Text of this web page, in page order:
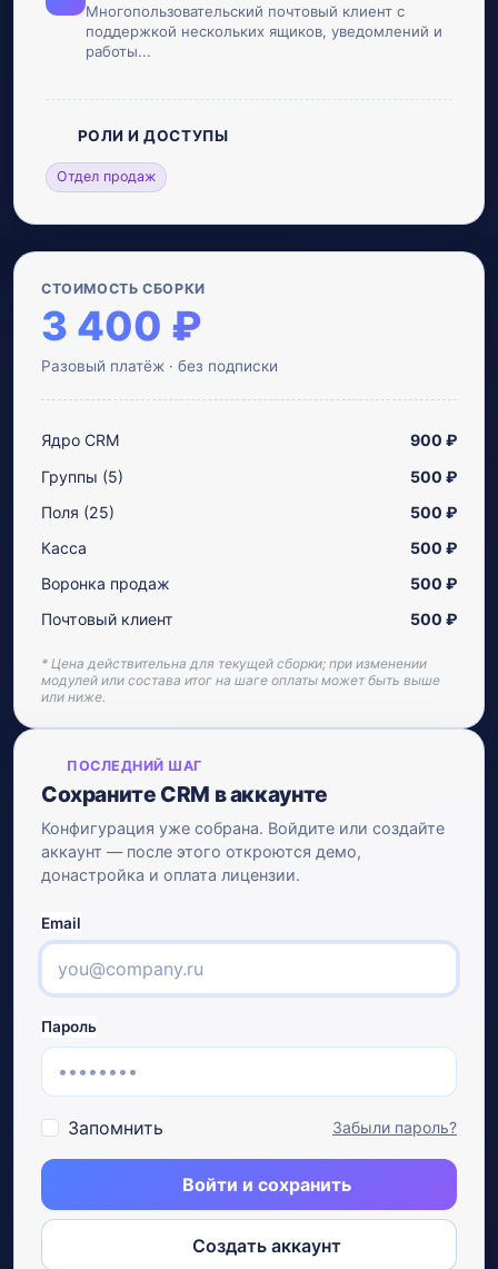
Многопользовательский почтовый клиент с
поддержкой нескольких ящиков, уведомлений и
работы...
РОЛИ И ДОСТУПЫ
Отдел продаж
СТОИМОСТЬ СБОРКИ
3 400 ₽
Разовый платёж · без подписки
Ядро CRM
900 ₽
Группы (5)
500 ₽
Поля (25)
500 ₽
Касса
500 ₽
Воронка продаж
500 ₽
Почтовый клиент
500 ₽
* Цена действительна для текущей сборки; при изменении
модулей или состава итог на шаге оплаты может быть выше
или ниже.
ПОСЛЕДНИЙ ШАГ
Сохраните CRM в аккаунте
Конфигурация уже собрана. Войдите или создайте
аккаунт — после этого откроются демо,
донастройка и оплата лицензии.
Email
Пароль
Запомнить Забыли пароль?
Войти и сохранить
Создать аккаунт